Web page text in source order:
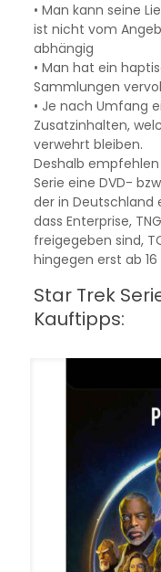
• Man kann seine
ist nicht vom
abhängig
• Man hat ein
Sammlungen
• Je nach Umfang
Zusatzinhalten,
verwehrt bleiben.
Deshalb
Serie eine DVD-
der in Deutschland
dass Enterprise,
freigegeben sind,
hingegen erst ab 16
Star Trek
Kauftipps: